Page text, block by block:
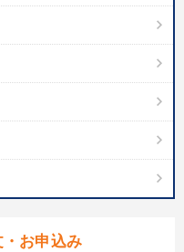
お申込み